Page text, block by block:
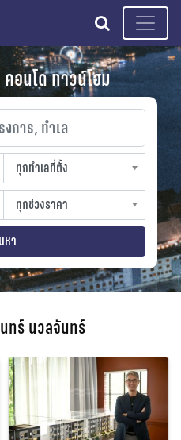
search
อนโด ทาวน์โฮม
, ทำเล
ทุกทำเลที่ตั้ง
slocation
ทุกช่วงราคา
sprice
หา
ทร์ นวลจันทร์